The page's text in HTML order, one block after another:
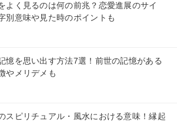
よく見るのは何の前兆？恋愛進展のサイ
別意味や見た時のポイントも
憶を思い出す方法7選！前世の記憶がある
やメリデメも
スピリチュアル・風水における意味！縁起